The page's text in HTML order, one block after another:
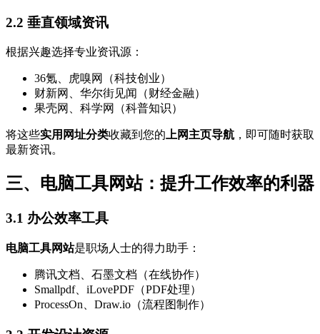
2.2 垂直领域资讯
根据兴趣选择专业资讯源：
36氪、虎嗅网（科技创业）
财新网、华尔街见闻（财经金融）
果壳网、科学网（科普知识）
将这些实用网址分类收藏到您的 上网主页导航 ，即可随时获取
最新资讯。
三、电脑工具网站：提升工作效率的利器
3.1 办公效率工具
电脑工具网站是职场人士的得力助手：
腾讯文档、石墨文档（在线协作）
Smallpdf、iLovePDF（PDF处理）
ProcessOn、Draw.io（流程图制作）